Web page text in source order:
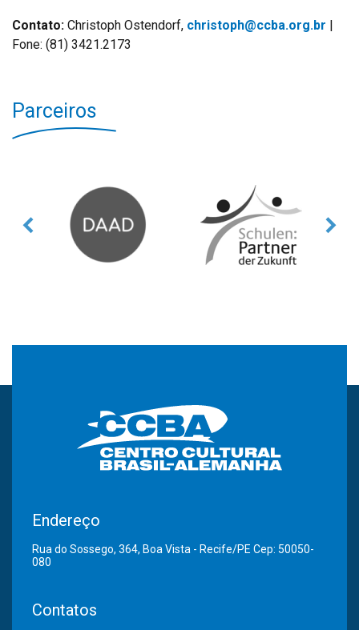
Contato: Christoph Ostendorf, christoph@ccba.org.br |
Fone: (81) 3421.2173
Parceiros
Endereço
Rua do Sossego, 364, Boa Vista - Recife/PE Cep: 50050-
080
Contatos